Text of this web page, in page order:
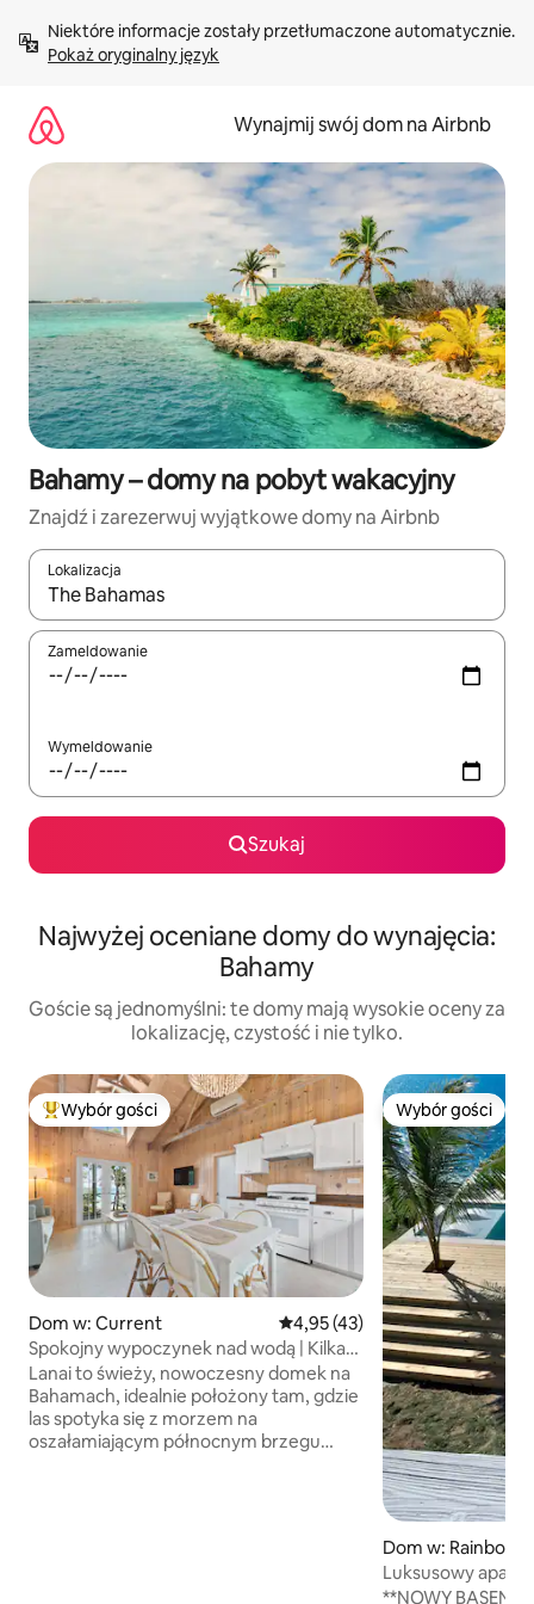
treści Pokaż oryginalny język
Wynajmij swój dom na Airbnb
Bahamy – domy na pobyt wakacyjny
Znajdź i zarezerwuj wyjątkowe domy na Airbnb
Lokalizacja
Gdy wyniki będą dostępne, możesz poruszać się po nich za
Zameldowanie
Wymeldowanie
Szukaj
Najwyżej oceniane domy do wynajęcia:
Bahamy
Goście są jednomyślni: te domy mają wysokie oceny za
lokalizację, czystość i nie tylko.
Najpopularniejsze z kategorii Wybór gości
Wybór gości
Dom w: Current Średnia ocena: 4,95 na 5,
4,95 (43)
Spokojny wypoczynek nad wodą | Kilka
kroków od morza
Lanai to świeży, nowoczesny domek na
Bahamach, idealnie położony tam, gdzie
las spotyka się z morzem na
oszałamiającym północnym brzegu
Wybór gości
Wybór gości
Dom w: Rainbow
Luksusowy
z basenem i
**NOWY